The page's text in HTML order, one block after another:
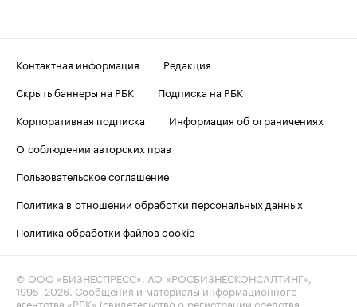
Контактная информация
Редакция
Скрыть баннеры на РБК
Подписка на РБК
Корпоративная подписка
Информация об ограничениях
О соблюдении авторских прав
Пользовательское соглашение
Политика в отношении обработки персональных данных
Политика обработки файлов cookie
© ООО «БИЗНЕСПРЕСС», АО «РОСБИЗНЕСКОНСАЛТИНГ»,
1995–2026 . Сообщения и материалы информационного
агентства «РБК» (свидетельство о регистрации средства